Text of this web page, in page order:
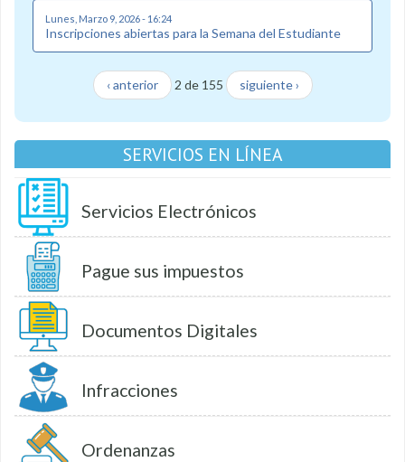
Lunes, Marzo 9, 2026 - 16:24
Inscripciones abiertas para la Semana del Estudiante
‹ anterior 2 de 155 siguiente ›
SERVICIOS EN LÍNEA
Servicios Electrónicos
Pague sus impuestos
Documentos Digitales
Infracciones
Ordenanzas